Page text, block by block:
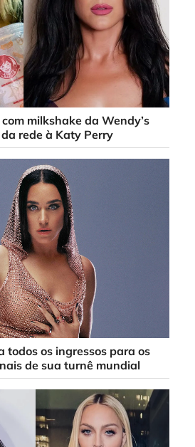
milkshake da Wendy’s
rede à Katy Perry
todos os ingressos para os
de sua turnê mundial